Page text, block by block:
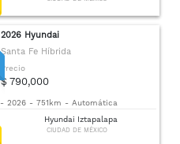
2026 Hyundai
Santa Fe Híbrida
Precio
$ 790,000
- 2026 - 751km - Automática
Hyundai Iztapalapa
CIUDAD DE MÉXICO